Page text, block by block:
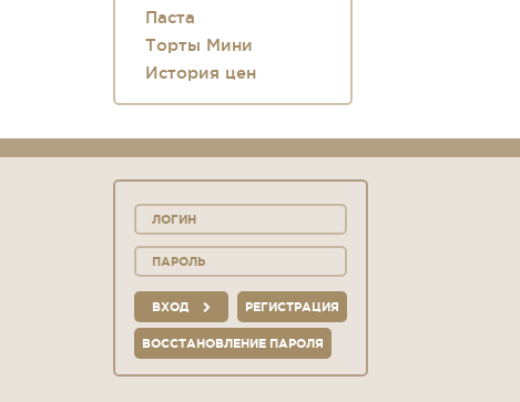
Паста
Торты Мини
История цен
ВХОД РЕГИСТРАЦИЯ
ВОССТАНОВЛЕНИЕ ПАРОЛЯ